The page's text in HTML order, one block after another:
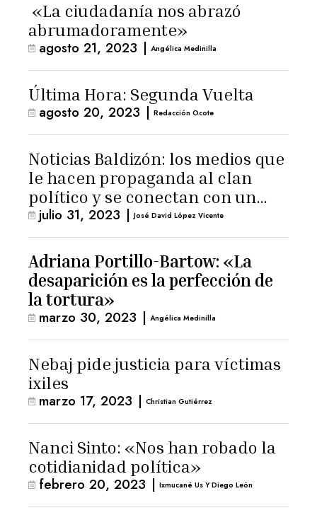
«La ciudadanía nos abrazó
abrumadoramente»
agosto 21, 2023 | Angélica Medinilla
Última Hora: Segunda Vuelta
agosto 20, 2023 | Redacción Ocote
Noticias Baldizón: los medios que
le hacen propaganda al clan
político y se conectan con un
hombre de confianza de
Giammattei
julio 31, 2023 | José David López Vicente
Adriana Portillo-Bartow: «La
desaparición es la perfección de
la tortura»
marzo 30, 2023 | Angélica Medinilla
Nebaj pide justicia para víctimas
ixiles
marzo 17, 2023 | Christian Gutiérrez
Nanci Sinto: «Nos han robado la
cotidianidad política»
febrero 20, 2023 | Ixmucané Us Y Diego León